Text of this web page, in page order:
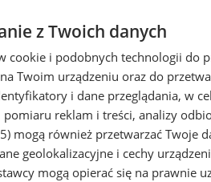
z Twoich danych
cookie i podobnych technologii do
Twoim urządzeniu oraz do
i dane przeglądania, w
reklam i treści, analizy
mogą również przetwarzać Twoje
geolokalizacyjne i cechy
mogą opierać się na prawnie